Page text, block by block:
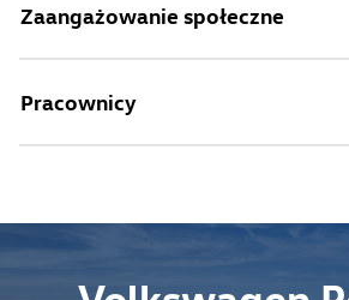
Zaangażowanie społeczne
Pracownicy